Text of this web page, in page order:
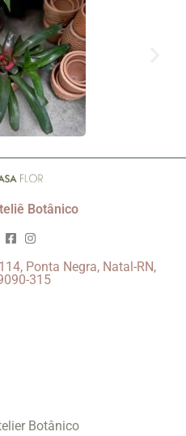
Botânico
Ponta Negra, Natal-RN,
315
Botânico